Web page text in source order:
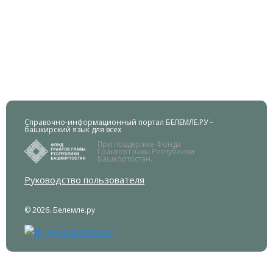
Справочно-информационный портал БЕЛЕМЛЕ.РУ –
башкирский язык для всех
При поддержке Фонда
Грантов Главы Республики
Башкортостан.
Руководство пользователя
© 2026. Белемле.ру